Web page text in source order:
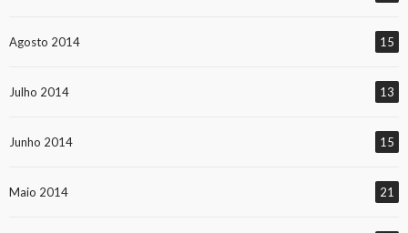
Agosto 2014 15
Julho 2014 13
Junho 2014 15
Maio 2014 21